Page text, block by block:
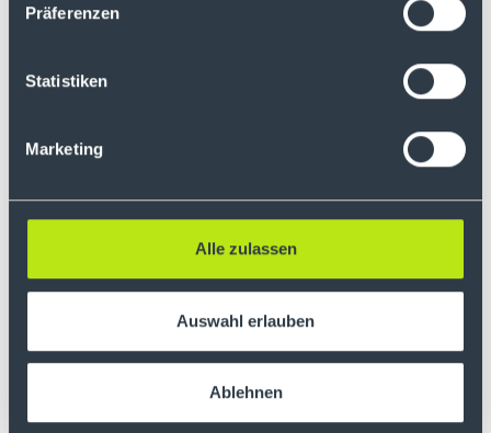
Präferenzen
Statistiken
Marketing
Alle zulassen
Auswahl erlauben
Ablehnen
Über den Button „kostenpflichtig kaufen“
Streichung einer Limit-Orderberechnen
wir keine Orderprovision (zzgl.